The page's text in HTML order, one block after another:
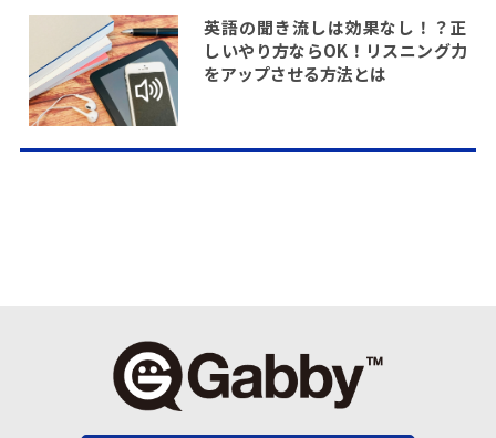
英語の聞き流しは効果なし！？正
しいやり方ならOK！リスニング力
をアップさせる方法とは